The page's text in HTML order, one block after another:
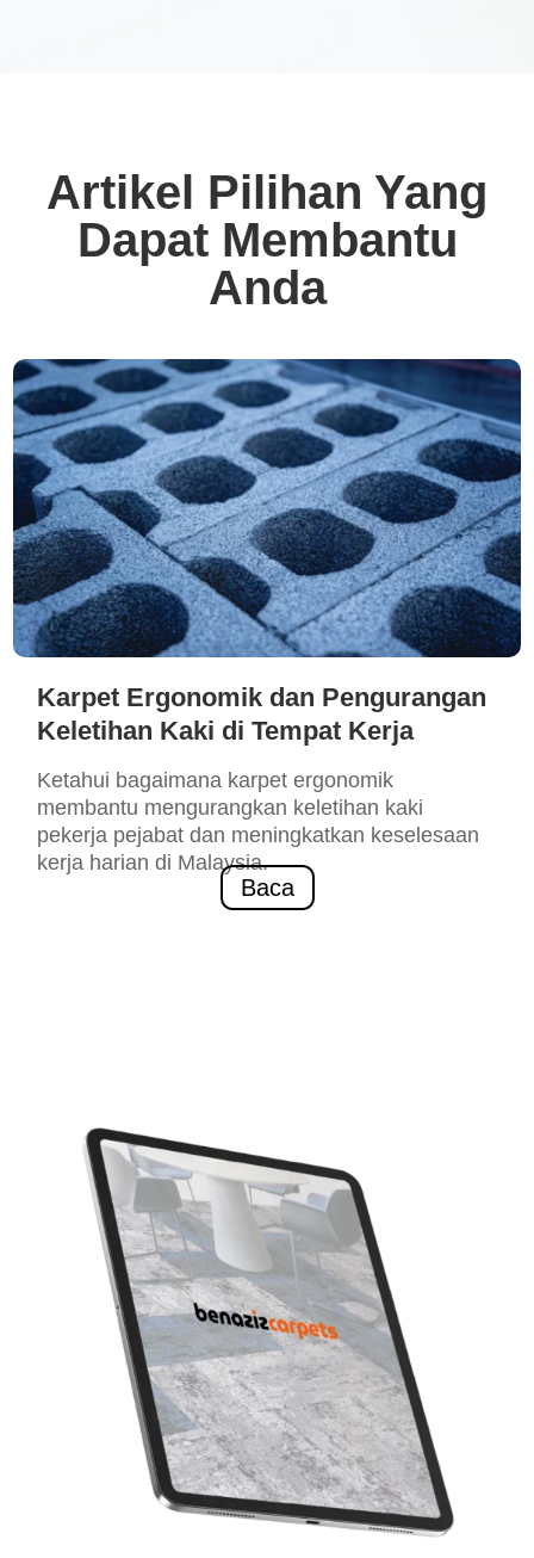
Artikel Pilihan Yang
Dapat Membantu
Anda
Karpet Ergonomik dan Pengurangan
Keletihan Kaki di Tempat Kerja
Ketahui bagaimana karpet ergonomik
membantu mengurangkan keletihan kaki
pekerja pejabat dan meningkatkan keselesaan
kerja harian di Malaysia.
Baca